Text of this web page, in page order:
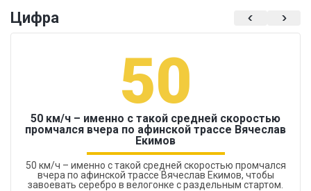
Цифра
50
50 км/ч – именно с такой средней скоростью
промчался вчера по афинской трассе Вячеслав
Екимов
50 км/ч – именно с такой средней скоростью промчался
вчера по афинской трассе Вячеслав Екимов, чтобы
завоевать серебро в велогонке с раздельным стартом.